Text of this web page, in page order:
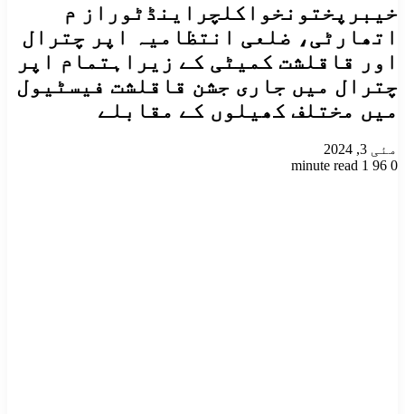
خیبرپختونخواکلچراینڈٹوراز م
اتھارٹی، ضلعی انتظامیہ اپر چترال
اور قاقلشت کمیٹی کے زیراہتمام اپر
چترال میں جاری جشن قاقلشت فیسٹیول
میں مختلف کھیلوں کے مقابلے
مئی 3, 2024
0
1 minute read